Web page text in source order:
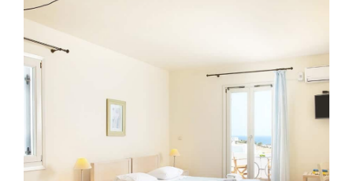
LA NOSTRA SELEZIONE DI
Scopri di piú